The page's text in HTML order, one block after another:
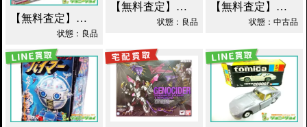
【無料査定】昭和レトロ玩具歓迎 ｜ カーロボット 4WD・レッカー車 ダイアクロン買取！
状態：良品
【無料査定】昭和レトロ玩具歓迎 ｜ EX合金 ゲッターロボ ゲッター1 買取！
状態：良品
【無料査定】昭和レトロ玩具歓迎 ｜ モデルワム マニ60 1/87 買取！
状態：中古品